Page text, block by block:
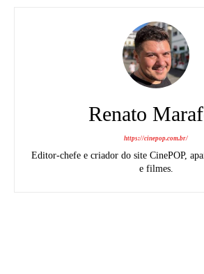
Renato
https://cinepop.com.br/
Editor-chefe e criador do site CinePOP,
e filmes.